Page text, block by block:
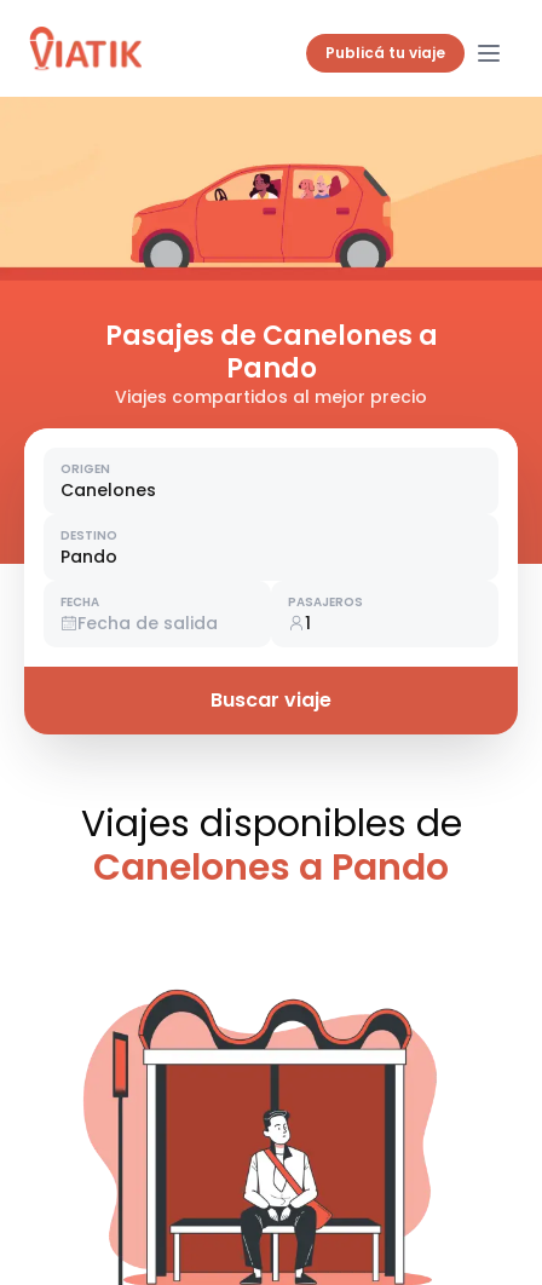
Publicá tu viaje
Pasajes de Canelones a
Pando
Viajes compartidos al mejor precio
ORIGEN
Canelones
DESTINO
Pando
FECHA
Fecha de salida
PASAJEROS
1
Buscar viaje
Viajes disponibles de
Canelones a Pando